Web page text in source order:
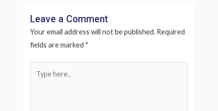
Leave a Comment
Your email address will not be published. Required
fields are marked *